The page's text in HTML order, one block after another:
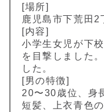
[場所]
鹿児島市下荒田2
[内容]
小学生女児が下
を目撃しました
した。
[男の特徴]
20〜30歳位、身
短髪、上衣青色